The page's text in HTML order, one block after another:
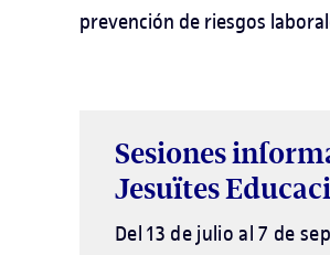
prevención de riesgos
Sesiones
Jesuïtes
Del 13 de julio al 7 de